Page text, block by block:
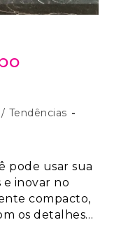
/ Tendências
pode usar sua
inovar no
compacto,
os detalhes…